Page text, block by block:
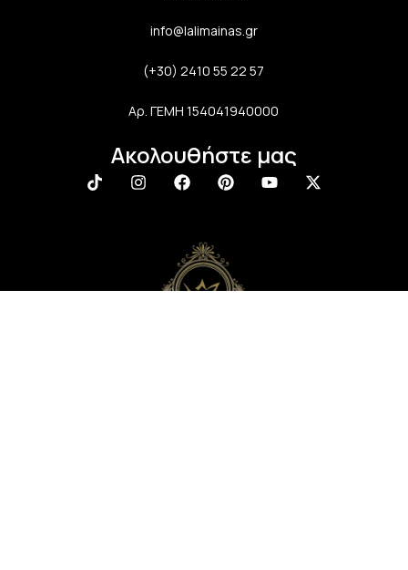
info@lalimainas.gr
(+30) 2410 55 22 57
Αρ. ΓΕΜΗ 154041940000
Ακολουθήστε μας